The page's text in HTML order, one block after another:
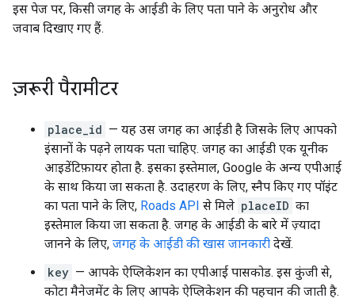
इस पेज पर, किसी जगह के आईडी के लिए पता पाने के अनुरोध और
जवाब दिखाए गए हैं.
ज़रूरी पैरामीटर
place_id — यह उस जगह का आईडी है जिसके लिए आपको
इंसानों के पढ़ने लायक पता चाहिए. जगह का आईडी एक यूनीक
आइडेंटिफ़ायर होता है. इसका इस्तेमाल, Google के अन्य एपीआई
के साथ किया जा सकता है. उदाहरण के लिए, स्नैप किए गए पॉइंट
का पता पाने के लिए, Roads API से मिले placeID का
इस्तेमाल किया जा सकता है. जगह के आईडी के बारे में ज़्यादा
जानने के लिए, जगह के आईडी की खास जानकारी देखें.
key — आपके ऐप्लिकेशन का एपीआई पासकोड. इस कुंजी से,
कोटा मैनेजमेंट के लिए आपके ऐप्लिकेशन की पहचान की जाती है.